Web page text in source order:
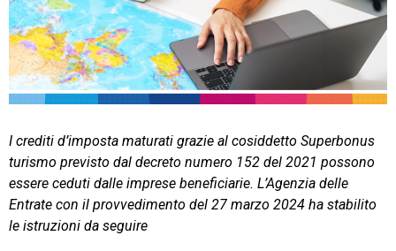
Trust Services
TeamSystem Corporate
I crediti d’imposta maturati grazie al cosiddetto Superbonus
turismo previsto dal decreto numero 152 del 2021 possono
essere ceduti dalle imprese beneficiarie. L’Agenzia delle
Entrate con il provvedimento del 27 marzo 2024 ha stabilito
le istruzioni da seguire